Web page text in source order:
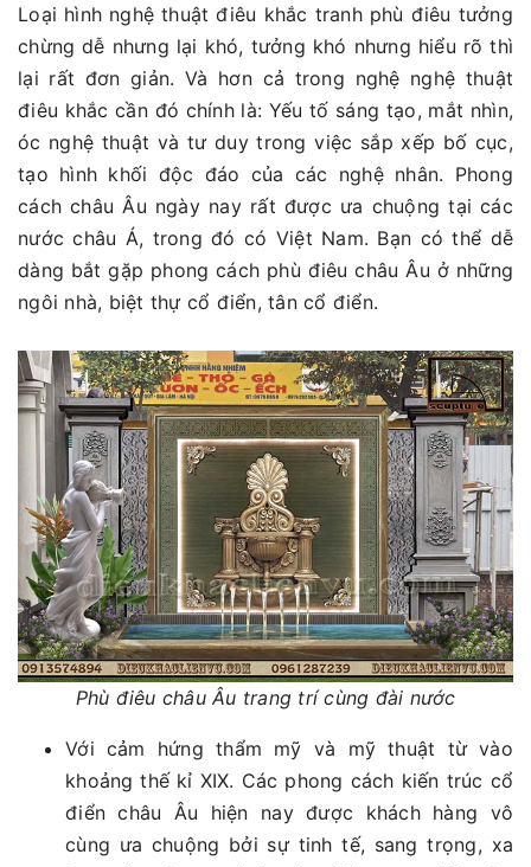
Loại hình nghệ thuật điêu khắc tranh phù điêu tưởng
chừng dễ nhưng lại khó, tưởng khó nhưng hiểu rõ thì
lại rất đơn giản. Và hơn cả trong nghệ nghệ thuật
điêu khắc cần đó chính là: Yếu tố sáng tạo, mắt nhìn,
óc nghệ thuật và tư duy trong việc sắp xếp bố cục,
tạo hình khối độc đáo của các nghệ nhân. Phong
cách châu Âu ngày nay rất được ưa chuộng tại các
nước châu Á, trong đó có Việt Nam. Bạn có thể dễ
dàng bắt gặp phong cách phù điêu châu Âu ở những
ngôi nhà, biệt thự cổ điển, tân cổ điển.
Phù điêu châu Âu trang trí cùng đài nước
Với cảm hứng thẩm mỹ và mỹ thuật từ vào
khoảng thế kỉ XIX. Các phong cách kiến trúc cổ
điển châu Âu hiện nay được khách hàng vô
cùng ưa chuộng bởi sự tinh tế, sang trọng, xa